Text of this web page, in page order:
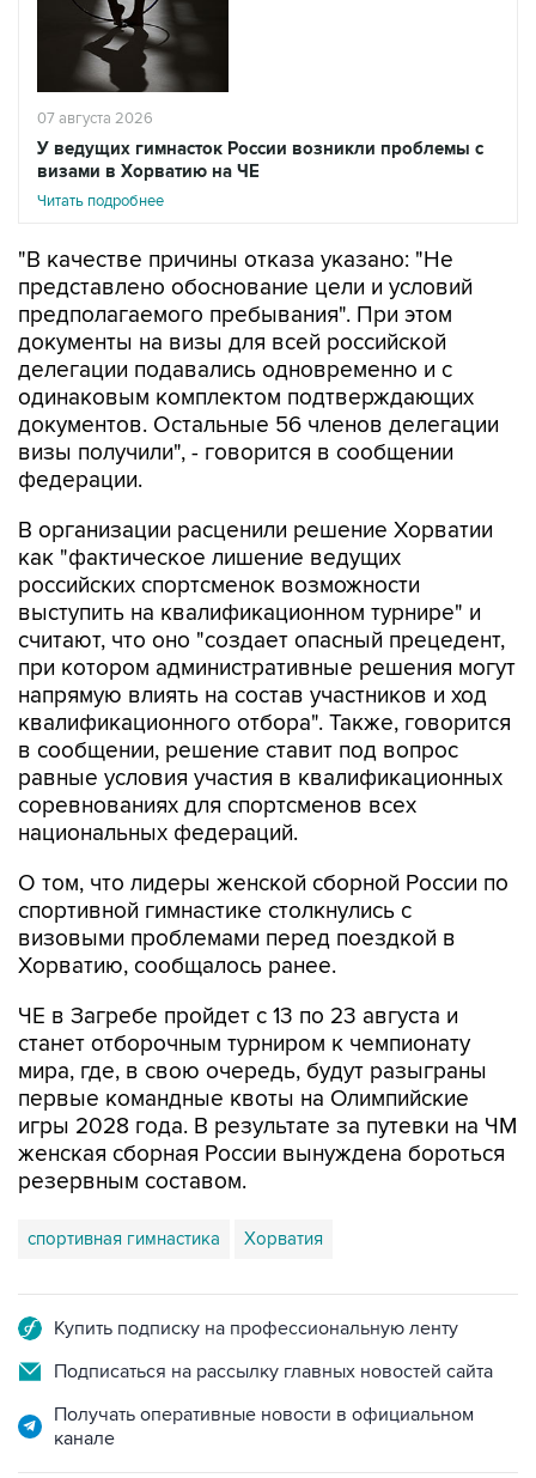
07 августа 2026
У ведущих гимнасток России возникли проблемы с
визами в Хорватию на ЧЕ
Читать подробнее
"В качестве причины отказа указано: "Не
представлено обоснование цели и условий
предполагаемого пребывания". При этом
документы на визы для всей российской
делегации подавались одновременно и с
одинаковым комплектом подтверждающих
документов. Остальные 56 членов делегации
визы получили", - говорится в сообщении
федерации.
В организации расценили решение Хорватии
как "фактическое лишение ведущих
российских спортсменок возможности
выступить на квалификационном турнире" и
считают, что оно "создает опасный прецедент,
при котором административные решения могут
напрямую влиять на состав участников и ход
квалификационного отбора". Также, говорится
в сообщении, решение ставит под вопрос
равные условия участия в квалификационных
соревнованиях для спортсменов всех
национальных федераций.
О том, что лидеры женской сборной России по
спортивной гимнастике столкнулись с
визовыми проблемами перед поездкой в
Хорватию, сообщалось ранее.
ЧЕ в Загребе пройдет с 13 по 23 августа и
станет отборочным турниром к чемпионату
мира, где, в свою очередь, будут разыграны
первые командные квоты на Олимпийские
игры 2028 года. В результате за путевки на ЧМ
женская сборная России вынуждена бороться
резервным составом.
спортивная гимнастика Хорватия
Купить подписку на профессиональную ленту
Подписаться на рассылку главных новостей сайта
Получать оперативные новости в официальном
канале